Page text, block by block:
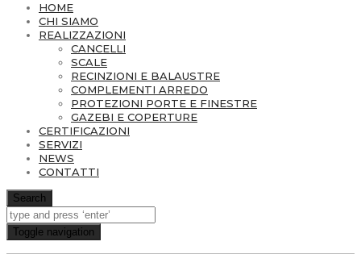
HOME
CHI SIAMO
REALIZZAZIONI
CANCELLI
SCALE
RECINZIONI E BALAUSTRE
COMPLEMENTI ARREDO
PROTEZIONI PORTE E FINESTRE
GAZEBI E COPERTURE
CERTIFICAZIONI
SERVIZI
NEWS
CONTATTI
Search
Toggle navigation